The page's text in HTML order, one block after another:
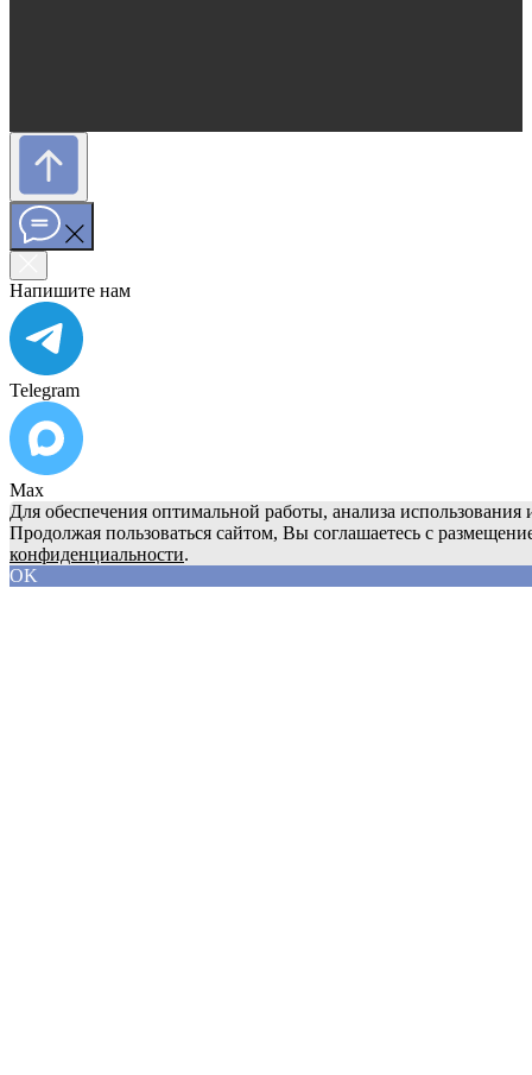
Напишите нам
Telegram
Max
Для обеспечения оптимальной работы, анализа
Продолжая пользоваться сайтом, Вы соглашаетесь с
конфиденциальности.
OK